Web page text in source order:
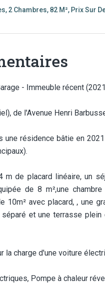
2 Chambres, 82 M², Prix Sur
- Immeuble récent
de l'Avenue Henri
résidence bâtie en 2021
m de placard linéaire, un
de 8 m²,une
avec placard, , une
et une terrasse
la charge d'une voiture
Pompe à chaleur